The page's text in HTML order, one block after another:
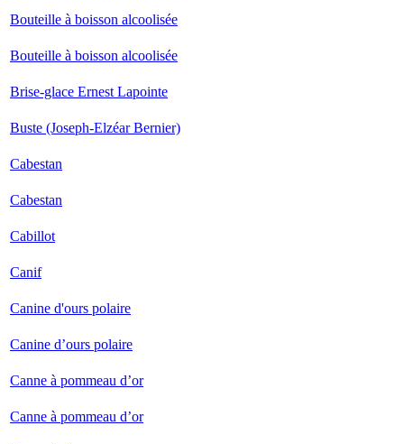
Bouteille à boisson alcoolisée
Bouteille à boisson alcoolisée
Brise-glace Ernest Lapointe
Buste (Joseph-Elzéar Bernier)
Cabestan
Cabestan
Cabillot
Canif
Canine d'ours polaire
Canine d’ours polaire
Canne à pommeau d’or
Canne à pommeau d’or